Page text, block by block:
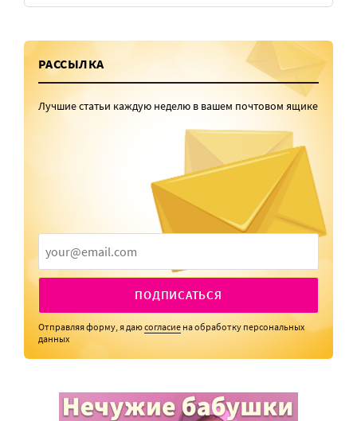
РАССЫЛКА
Лучшие статьи каждую неделю в вашем почтовом ящике
ПОДПИСАТЬСЯ
Отправляя форму, я даюсогласие на обработку персональных
данных